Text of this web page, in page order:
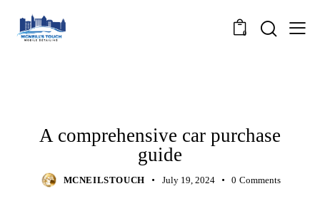
0
A comprehensive car purchase
guide
MCNEILSTOUCH July 19, 2024 0 Comments